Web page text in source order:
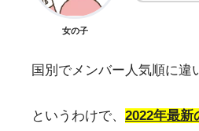
女の子
国別でメンバー人気順に違
というわけで、 2022年最新